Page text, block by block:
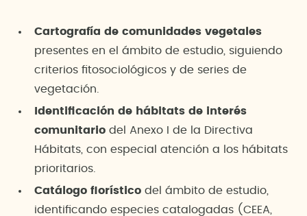
Cartografía de comunidades vegetales
presentes en el ámbito de estudio, siguiendo
criterios fitosociológicos y de series de
vegetación.
Identificación de hábitats de interés
comunitario del Anexo I de la Directiva
Hábitats, con especial atención a los hábitats
prioritarios.
Catálogo florístico del ámbito de estudio,
identificando especies catalogadas (CEEA,